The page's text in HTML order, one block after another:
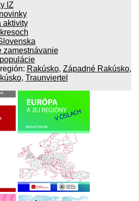
IZ
aktivity
zamestnávanie
Rakúsko, Západné Rakúsko,
, Traunviertel